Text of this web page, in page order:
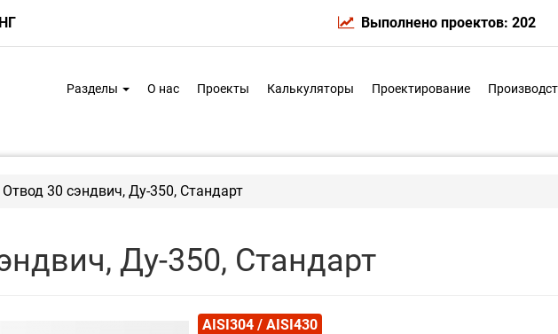
Выполнено проектов: 202
Разделы О нас Проекты Калькуляторы Проектирование
Отвод 30 сэндвич, Ду-350, Стандарт
Ду-350, Стандарт
AISI304 / AISI430